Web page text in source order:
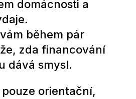
domácnosti a
během pár
zda financování
dává smysl.
orientační,